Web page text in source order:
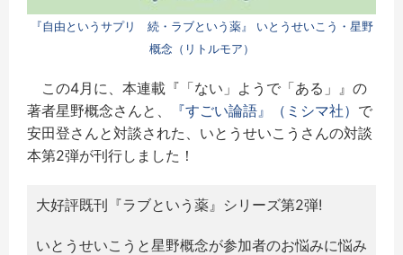
『自由というサプリ 続・ラブという薬』 いとうせいこう・星野
概念（リトルモア）
この4月に、本連載『「ない」ようで「ある」』の
著者星野概念さんと、
『すごい論語』（ミシマ社） で
安田登さんと対談された、いとうせいこうさんの対談
本第2弾が刊行しました！
大好評既刊『ラブという薬』シリーズ第2弾!
いとうせいこうと星野概念が参加者のお悩みに悩み